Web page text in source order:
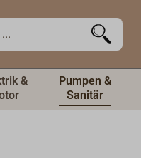
&
Pumpen &
Sanitär